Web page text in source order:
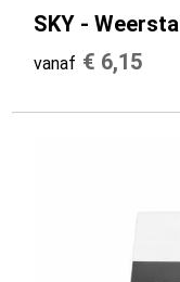
SKY -
vanaf € 6,15